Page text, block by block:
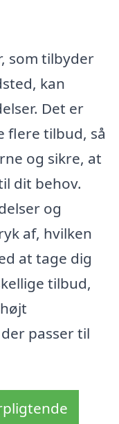
som tilbyder
kan
Det er
flere tilbud, så
og sikre, at
dit behov.
og
af, hvilken
at tage dig
tilbud,
passer til